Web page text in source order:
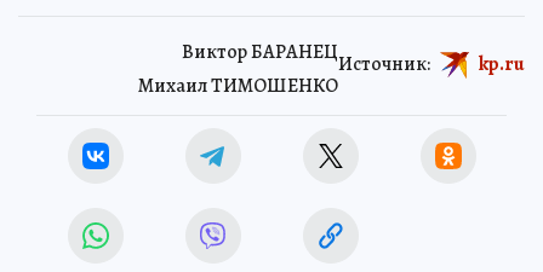
Виктор БАРАНЕЦ
Михаил ТИМОШЕНКО
Источник: kp.ru